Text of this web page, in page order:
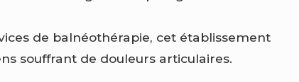
de balnéothérapie, cet établissement
souffrant de douleurs articulaires.